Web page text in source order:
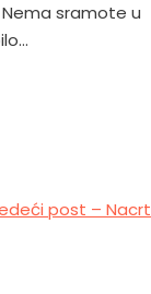
sramote u
post – Nacrt